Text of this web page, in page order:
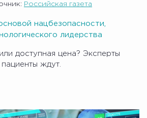
Российская газета
нацбезопасности,
лидерства
доступная цена? Эксперты
ждут.